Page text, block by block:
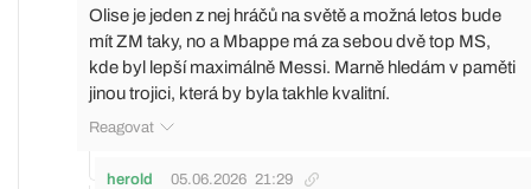
Olise je jeden z nej hráčů na světě a možná letos bude
mít ZM taky, no a Mbappe má za sebou dvě top MS,
kde byl lepší maximálně Messi. Marně hledám v paměti
jinou trojici, která by byla takhle kvalitní.
Reagovat
herold 05.06.2026 21:29